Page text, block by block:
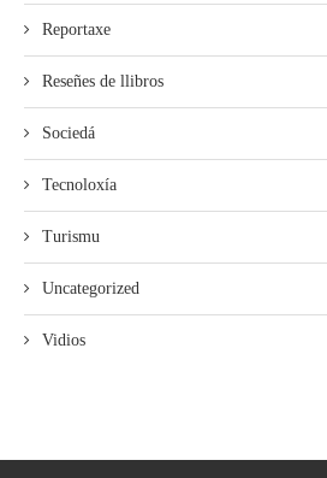
Reportaxe
Reseñes de llibros
Sociedá
Tecnoloxía
Turismu
Uncategorized
Vidios